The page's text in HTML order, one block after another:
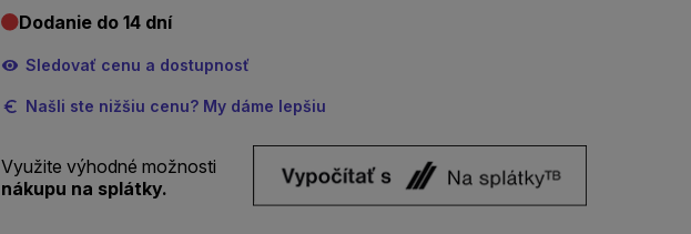
Dodanie do 14 dní
Sledovať cenu a dostupnosť
Našli ste nižšiu cenu? My dáme lepšiu
Využite výhodné možnosti
nákupu na splátky.